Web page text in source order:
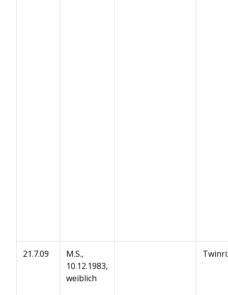
21.7.09
M.S.,
10.12.1983,
weiblich